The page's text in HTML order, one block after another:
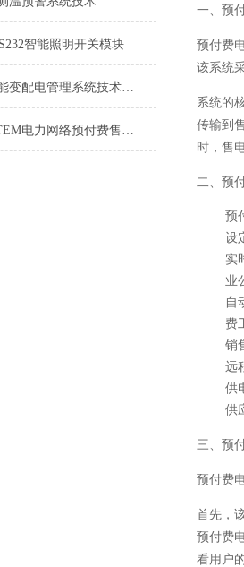
智能照明开关模块
中低压智能变配电管理系统技术支持
GECSYSTEM电力网络预付费售电系统GECSYSTEM安装调试
一、预
预付费
该系统
系统的
传输到
时，售
二、预
预
设
实
业
自
费
销
远
供
供
三、预
预付费
首先，
预付费
看用户